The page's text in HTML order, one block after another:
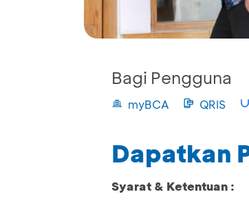
Bagi Pengguna
myBCA QRIS
Dapatkan
Syarat & Ketentuan :